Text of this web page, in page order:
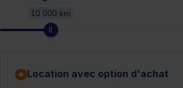
10 000 km
Location avec option d'achat